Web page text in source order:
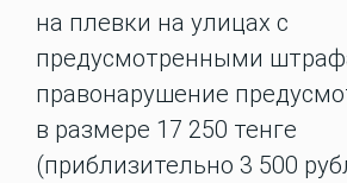
на плевки на улицах с
предусмотренными
правонарушение
в размере 17 250 тенге
(приблизительно 3 500